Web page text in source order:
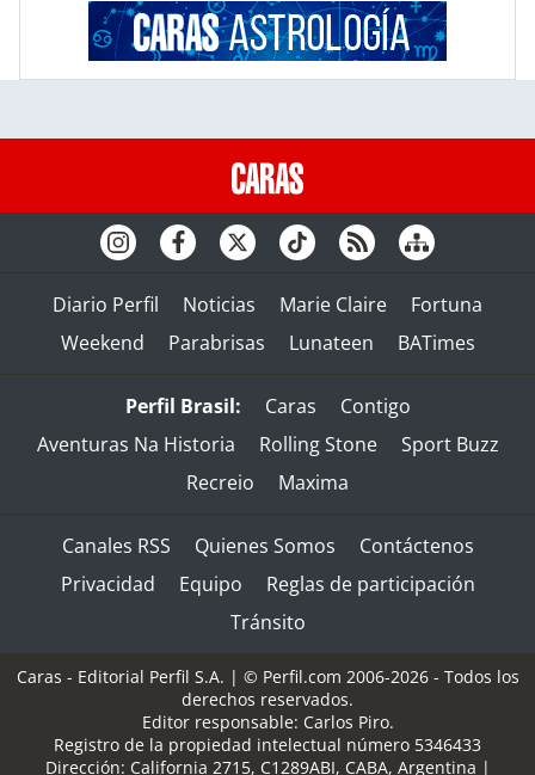
Diario Perfil Noticias Marie Claire
Fortuna
Weekend
Parabrisas Lunateen BATimes
Perfil Brasil: Caras
Contigo
Aventuras Na Historia
Rolling Stone
Sport Buzz
Recreio
Maxima
Canales RSS Quienes Somos
Contáctenos
Privacidad
Equipo
Reglas de participación
Tránsito
Caras - Editorial Perfil S.A. | © Perfil.com 2006-2026 - Todos los
derechos reservados.
Editor responsable: Carlos Piro.
Registro de la propiedad intelectual número 5346433
Dirección: California 2715, C1289ABI, CABA, Argentina |